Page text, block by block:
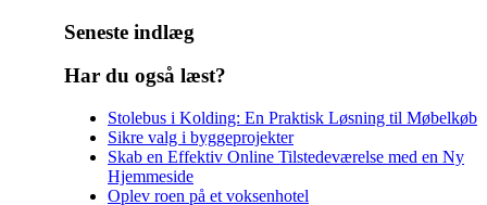
Seneste indlæg
Har du også læst?
Stolebus i Kolding: En Praktisk Løsning til Møbelkøb
Sikre valg i byggeprojekter
Skab en Effektiv Online Tilstedeværelse med en Ny
Hjemmeside
Oplev roen på et voksenhotel